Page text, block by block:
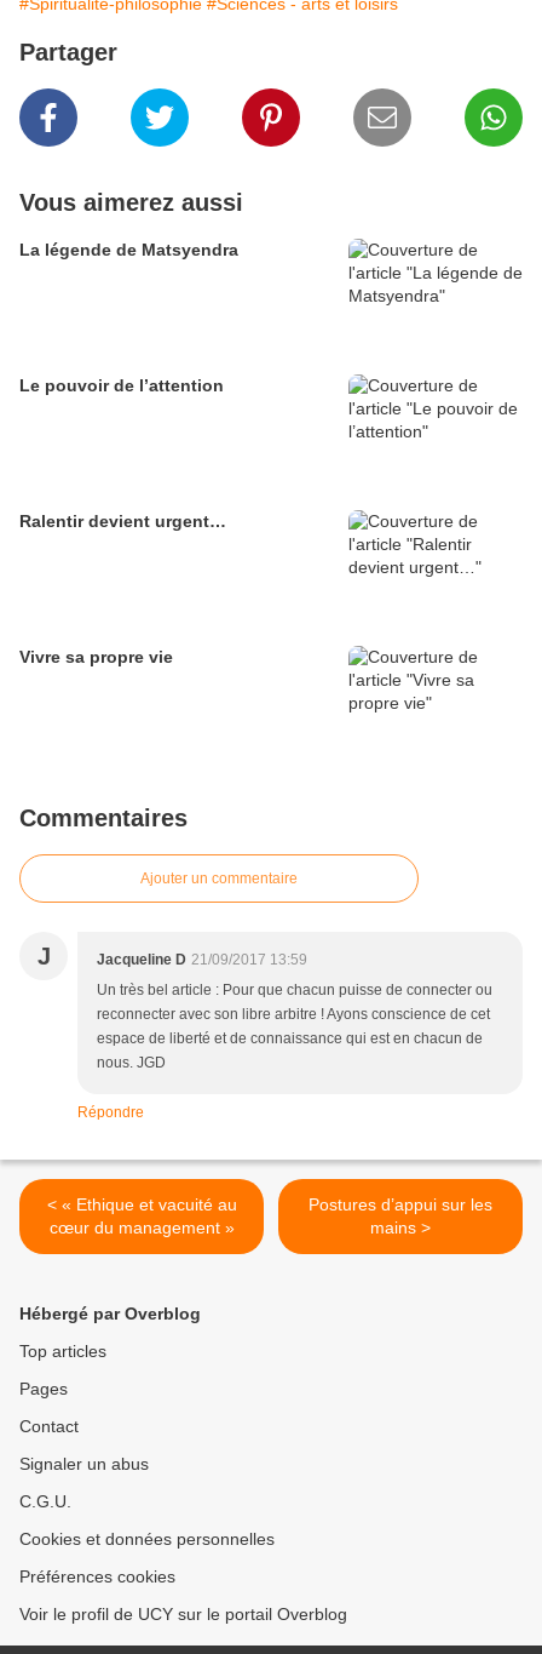
#Spiritualité-philosophie #Sciences - arts et loisirs
Partager
Vous aimerez aussi
La légende de Matsyendra
Le pouvoir de l’attention
Ralentir devient urgent…
Vivre sa propre vie
Commentaires
Ajouter un commentaire
J Jacqueline D 21/09/2017 13:59
Un très bel article : Pour que chacun puisse de connecter ou
reconnecter avec son libre arbitre ! Ayons conscience de cet
espace de liberté et de connaissance qui est en chacun de
nous. JGD
Répondre
< « Ethique et vacuité au
cœur du management »
Postures d’appui sur les
mains >
Hébergé par Overblog
Top articles
Pages
Contact
Signaler un abus
C.G.U.
Cookies et données personnelles
Préférences cookies
Voir le profil de UCY sur le portail Overblog